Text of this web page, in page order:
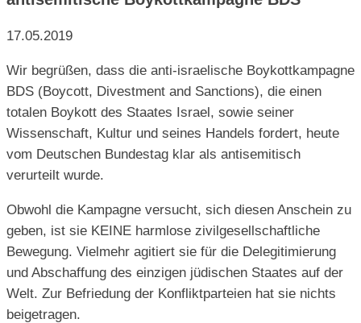
17.05.2019
Wir begrüßen, dass die anti-israelische Boykottkampagne
BDS (Boycott, Divestment and Sanctions), die einen
totalen Boykott des Staates Israel, sowie seiner
Wissenschaft, Kultur und seines Handels fordert, heute
vom Deutschen Bundestag klar als antisemitisch
verurteilt wurde.
Obwohl die Kampagne versucht, sich diesen Anschein zu
geben, ist sie KEINE harmlose zivilgesellschaftliche
Bewegung. Vielmehr agitiert sie für die Delegitimierung
und Abschaffung des einzigen jüdischen Staates auf der
Welt. Zur Befriedung der Konfliktparteien hat sie nichts
beigetragen.